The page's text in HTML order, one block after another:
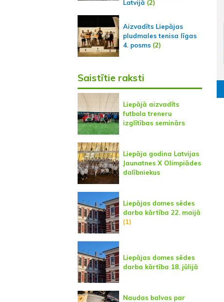
Latvijā (2)
Aizvadīts Liepājas
pludmales tenisa līgas
4. posms(2)
Saistītie raksti
Liepājā aizvadīts
futbola treneru
izglītības seminārs
Liepāja godina Latvijas
Jaunatnes X Olimpiādes
dalībniekus
Liepājas domes sēdes
darba kārtība 22. maijā
(1)
Liepājas domes sēdes
darba kārtība 18. jūlijā
Naudas balvas par